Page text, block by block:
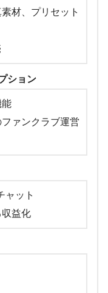
材、プリセット
ション
能
ァンクラブ運営
ャット
益化